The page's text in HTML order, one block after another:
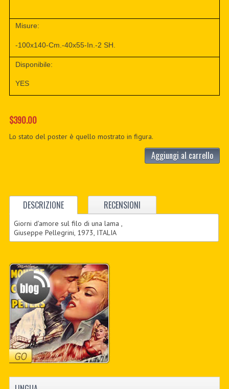
Misure:
-100x140-Cm.-40x55-In.-2 SH.
Disponibile:
YES
$390.00
Lo stato del poster è quello mostrato in figura.
Aggiungi al carrello
DESCRIZIONE RECENSIONI
Giorni d'amore sul filo di una lama ,
Giuseppe Pellegrini, 1973, ITALIA